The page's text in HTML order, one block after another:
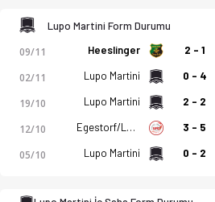
USI Lupo Martini Wolfsburg -
Lupo Martini Form Durumu
09/11 Heeslinger 2 - 1
02/11 Lupo Martini 0 - 4
19/10 Lupo Martini 2 - 2
12/10 Egestorf/Langreder 3 - 5
05/10 Lupo Martini 0 - 2